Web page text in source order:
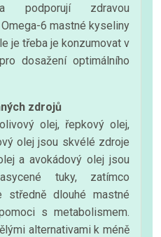
podporují zdravou
6 mastné kyseliny
je třeba je konzumovat v
dosažení optimálního
zdrojů
olej, řepkový olej,
olej jsou skvélé zdroje
a avokádový olej jsou
tuky, zatímco
středně dlouhé mastné
s metabolismem.
alternativami k méně